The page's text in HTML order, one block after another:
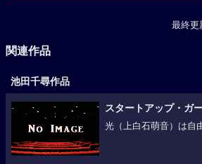
最終更
関連作品
池田千尋作品
スタートアップ・ガ
光（上白石萌音）は自